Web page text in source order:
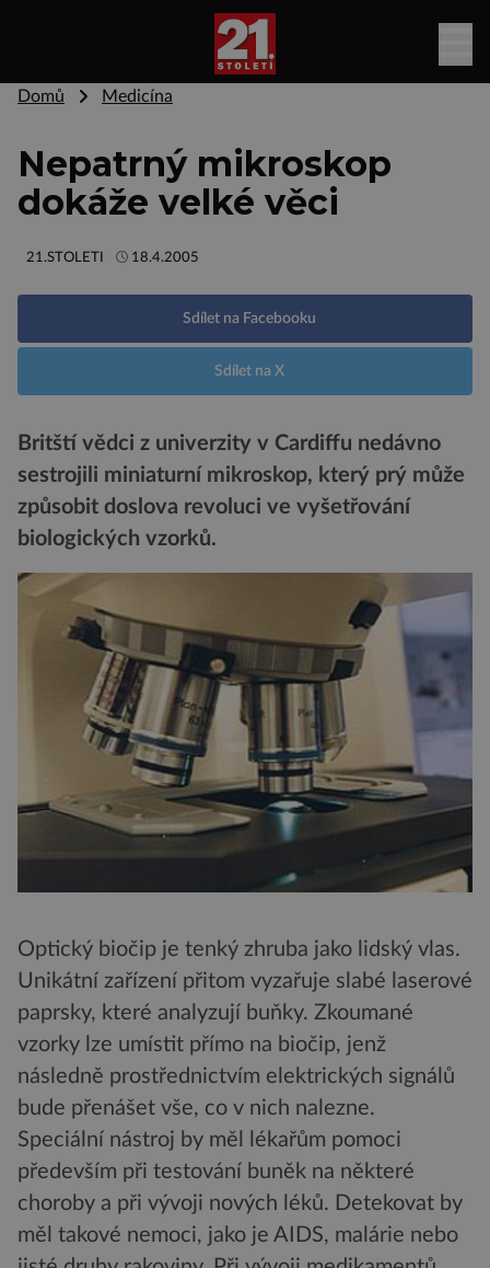
Domů Medicína
Nepatrný mikroskop
dokáže velké věci
21.STOLETI 18.4.2005
Sdílet na Facebooku
Sdílet na X
Britští vědci z univerzity v Cardiffu nedávno
sestrojili miniaturní mikroskop, který prý může
způsobit doslova revoluci ve vyšetřování
biologických vzorků.
Optický biočip je tenký zhruba jako lidský vlas.
Unikátní zařízení přitom vyzařuje slabé laserové
paprsky, které analyzují buňky. Zkoumané
vzorky lze umístit přímo na biočip, jenž
následně prostřednictvím elektrických signálů
bude přenášet vše, co v nich nalezne.
Speciální nástroj by měl lékařům pomoci
především při testování buněk na některé
choroby a při vývoji nových léků. Detekovat by
měl takové nemoci, jako je AIDS, malárie nebo